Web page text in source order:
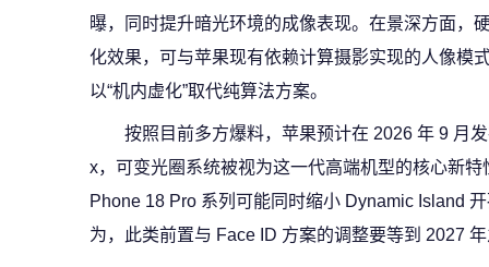
曝，同时提升暗光环境的成像表现。在景深方面，
化效果，可与苹果现有依赖计算摄影实现的人像模
以“机内虚化”取代纯算法方案。
按照目前多方爆料，苹果预计在 2026 年 9 月
x，可变光圈系统被视为这一代高端机型的核心新
Phone 18 Pro 系列可能同时缩小 Dynamic Island
为，此类前置与 Face ID 方案的调整要等到 2027